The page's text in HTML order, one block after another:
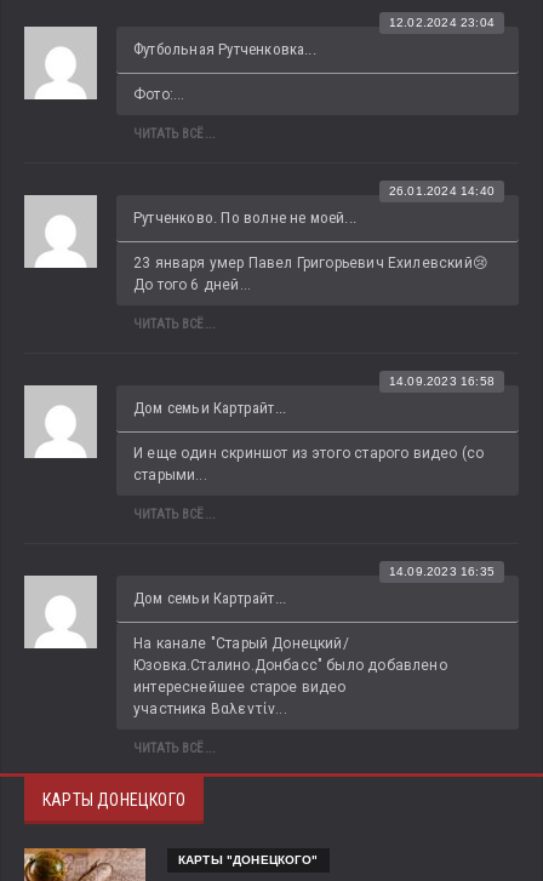
Футбольная Рутченковка...
12.02.2024 23:04
Фото:...
ЧИТАТЬ ВСЁ...
Рутченково. По волне не моей...
26.01.2024 14:40
23 января умер Павел Григорьевич Ехилевский😢
До того 6 дней...
ЧИТАТЬ ВСЁ...
Дом семьи Картрайт...
14.09.2023 16:58
И еще один скриншот из этого старого видео (со
старыми...
ЧИТАТЬ ВСЁ...
Дом семьи Картрайт...
14.09.2023 16:35
На канале "Старый Донецкий/
Юзовка.Сталино.Донбасс" было добавлено
интереснейшее старое видео
участника Βαλεντίν...
ЧИТАТЬ ВСЁ...
КАРТЫ ДОНЕЦКОГО
КАРТЫ "ДОНЕЦКОГО"